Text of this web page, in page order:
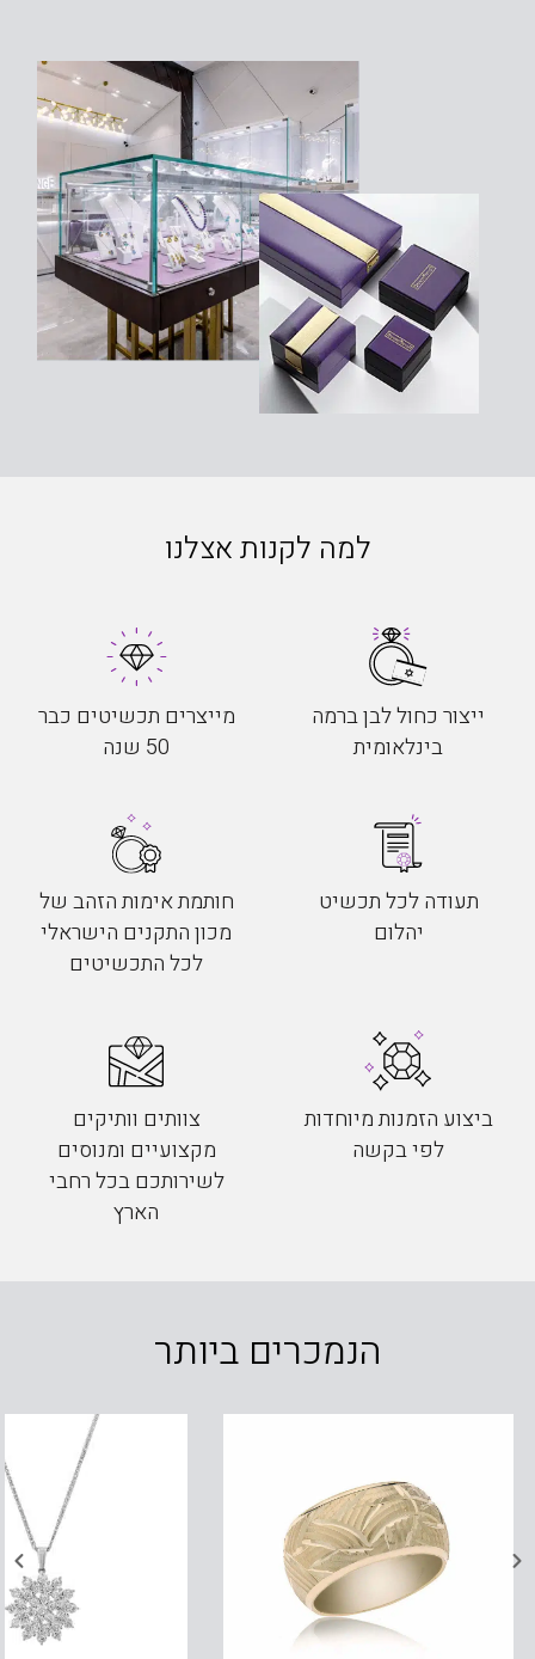
למה לקנות אצלנו
ייצור כחול לבן ברמה
בינלאומית
מייצרים תכשיטים כבר
50 שנה
תעודה לכל תכשיט
יהלום
חותמת אימות הזהב של
מכון התקנים הישראלי
לכל התכשיטים
ביצוע הזמנות מיוחדות
לפי בקשה
צוותים וותיקים
מקצועיים ומנוסים
לשירותכם בכל רחבי
הארץ
הנמכרים ביותר